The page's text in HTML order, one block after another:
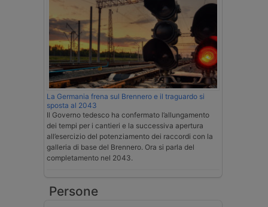
La Germania frena sul Brennero e il traguardo si
sposta al 2043
Il Governo tedesco ha confermato l’allungamento
dei tempi per i cantieri e la successiva apertura
all’esercizio del potenziamento dei raccordi con la
galleria di base del Brennero. Ora si parla del
completamento nel 2043.
Persone